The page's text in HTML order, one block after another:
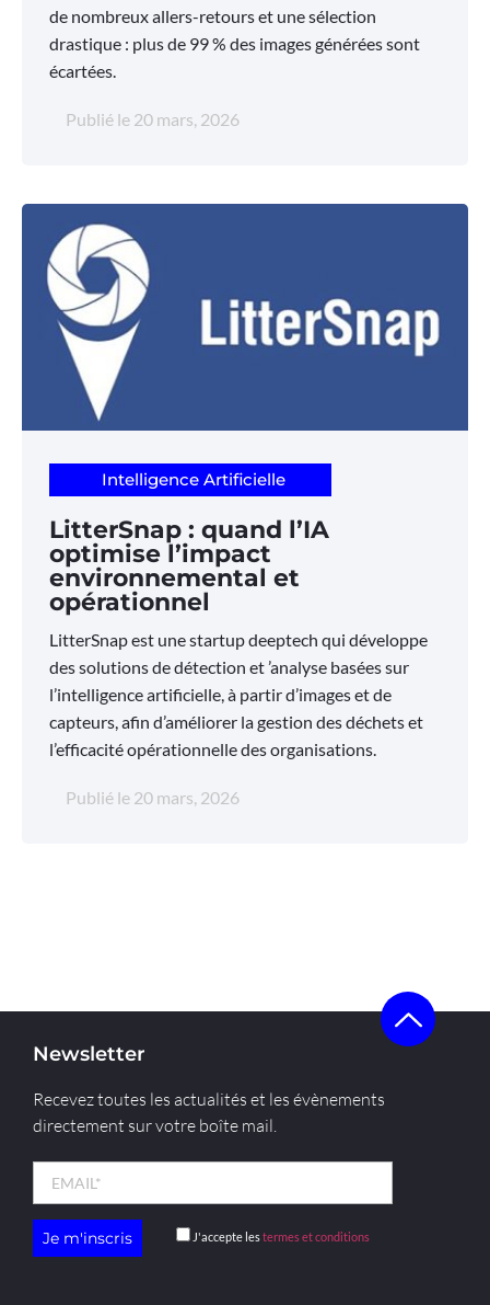
de nombreux allers-retours et une sélection
drastique : plus de 99 % des images générées sont
écartées.
Publié le 20 mars, 2026
Intelligence Artificielle
LitterSnap : quand l’IA
optimise l’impact
environnemental et
opérationnel
LitterSnap est une startup deeptech qui développe
des solutions de détection et ’analyse basées sur
l’intelligence artificielle, à partir d’images et de
capteurs, afin d’améliorer la gestion des déchets et
l’efficacité opérationnelle des organisations.
Publié le 20 mars, 2026
Newsletter
Recevez toutes les actualités et les évènements
directement sur votre boîte mail.
J'accepte lestermes et conditions